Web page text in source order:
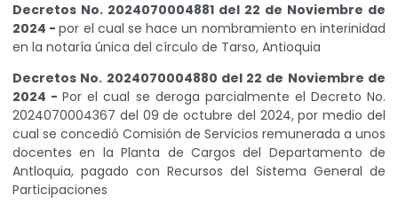
Decretos No. 2024070004881 del 22 de Noviembre de
2024 -por el cual se hace un nombramiento en interinidad
en la notaría única del círculo de Tarso, Antioquia
Decretos No. 2024070004880 del 22 de Noviembre de
2024 -Por el cual se deroga parcialmente el Decreto No.
2024070004367 del 09 de octubre del 2024, por medio del
cual se concedió Comisión de Servicios remunerada a unos
docentes en la Planta de Cargos del Departamento de
Antloquia, pagado con Recursos del Sistema General de
Participaciones